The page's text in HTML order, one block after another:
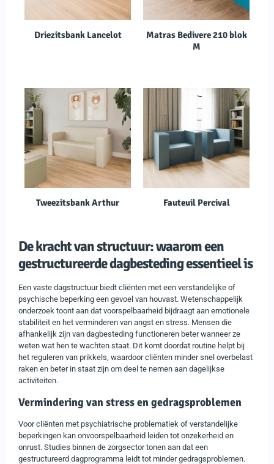
Driezitsbank Lancelot
Matras Bedivere 210 blok
M
Tweezitsbank Arthur Fauteuil Percival
De kracht van structuur: waarom een
gestructureerde dagbesteding essentieel is
Een vaste dagstructuur biedt cliënten met een verstandelijke of
psychische beperking een gevoel van houvast. Wetenschappelijk
onderzoek toont aan dat voorspelbaarheid bijdraagt aan emotionele
stabiliteit en het verminderen van angst en stress. Mensen die
afhankelijk zijn van dagbesteding functioneren beter wanneer ze
weten wat hen te wachten staat. Dit komt doordat routine helpt bij
het reguleren van prikkels, waardoor cliënten minder snel overbelast
raken en beter in staat zijn om deel te nemen aan dagelijkse
activiteiten.
Vermindering van stress en gedragsproblemen
Voor cliënten met psychiatrische problematiek of verstandelijke
beperkingen kan onvoorspelbaarheid leiden tot onzekerheid en
onrust. Studies binnen de zorgsector tonen aan dat een
gestructureerd dagprogramma leidt tot minder gedragsproblemen.